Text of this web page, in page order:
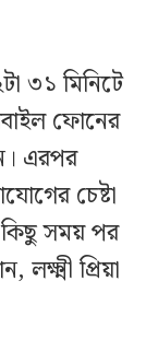
৩১ মিনিটে
ফোনের
এরপর
চেষ্টা
সময় পর
লক্ষ্মী প্রিয়া